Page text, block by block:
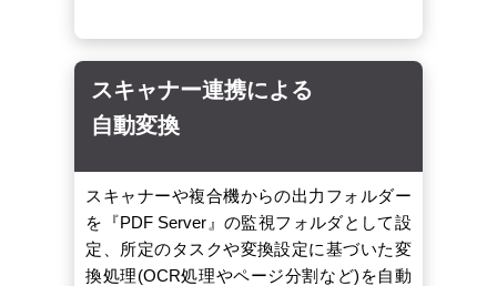
スキャナー連携による
自動変換
スキャナーや複合機からの出力フォルダー
を『PDF Server』の監視フォルダとして設
定、所定のタスクや変換設定に基づいた変
換処理(OCR処理やページ分割など)を自動